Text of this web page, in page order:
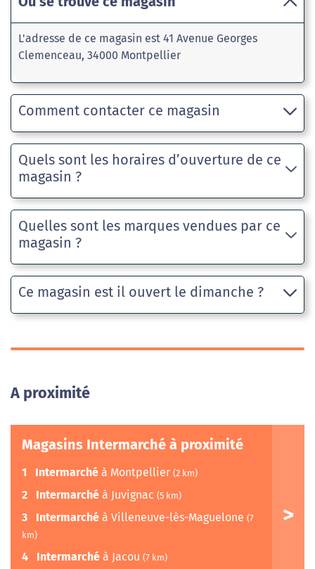
L'adresse de ce magasin est 41 Avenue Georges
Clemenceau, 34000 Montpellier
Comment contacter ce magasin
Quels sont les horaires d’ouverture de ce
magasin ?
Quelles sont les marques vendues par ce
magasin ?
Ce magasin est il ouvert le dimanche ?
A proximité
Magasins Intermarché à proximité
1 Intermarché à Montpellier (2 km)
2 Intermarché à Juvignac (5 km)
3 Intermarché à Villeneuve-lès-Maguelone (7
km)
4 Intermarché à Jacou (7 km)